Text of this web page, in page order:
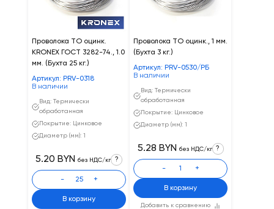
Проволока ТО оцинк.
KRONEX ГОСТ 3282-74., 1.0
мм. (Бухта 25 кг.)
Артикул: PRV-0318
В наличии
Вид: Термически
обработанная
Покрытие: Цинковое
Диаметр (мм): 1
5.20 BYN без НДС/кг ?
- +
В корзину
Проволока ТО оцинк., 1 мм.
(Бухта 3 кг.)
Артикул: PRV-0530/РБ
В наличии
Вид: Термически
обработанная
Покрытие: Цинковое
Диаметр (мм): 1
Добавить к сравнению
5.28 BYN без НДС/кг ?
- +
В корзину